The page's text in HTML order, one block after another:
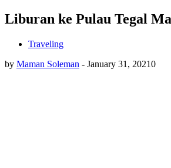
Liburan ke Pulau Tegal
Traveling
by Maman Soleman - January 31, 20210